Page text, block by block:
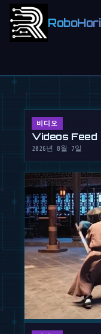
인구 감소
2040년
대 도입
비디오
Videos Feed
2026년 8월 7일